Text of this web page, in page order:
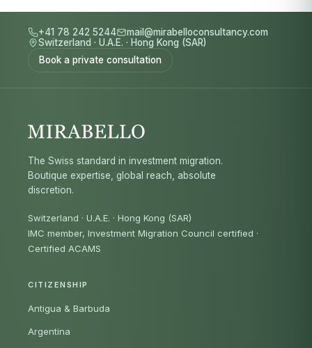
+41 78 242 5244
mail@mirabelloconsultancy.com
Switzerland · U.A.E. · Hong Kong (SAR)
Book a private consultation
The Swiss standard in investment migration.
Boutique expertise, global reach, absolute
discretion.
Switzerland · U.A.E. · Hong Kong (SAR)
IMC member, Investment Migration Council certified ·
Certified ACAMS
CITIZENSHIP
Antigua & Barbuda
Argentina